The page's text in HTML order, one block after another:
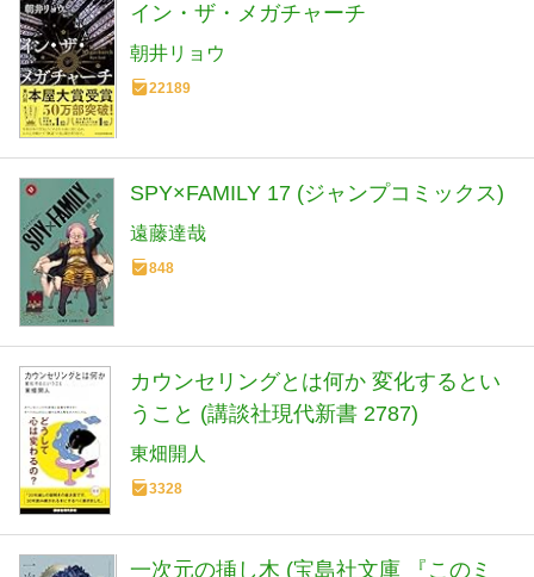
イン・ザ・メガチャーチ
朝井リョウ
22189
SPY×FAMILY 17 (ジャンプコミックス)
遠藤達哉
848
カウンセリングとは何か 変化するとい
うこと (講談社現代新書 2787)
東畑開人
3328
一次元の挿し木 (宝島社文庫 『このミ